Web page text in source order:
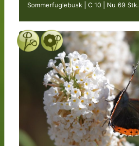
Sommerfuglebusk | C 10 Nu 69 Stk.